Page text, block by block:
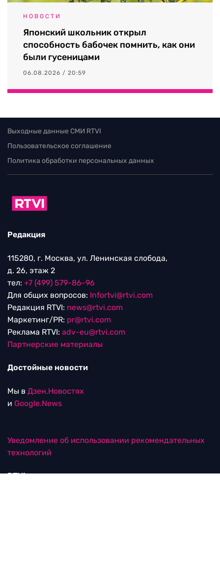
НОВОСТИ
Японский школьник открыл
способность бабочек помнить, как они
были гусеницами
06.08.2026 / 20:59
Выходные данные СМИ RTVI
Пользовательское соглашение
Политика обработки персональных данных
Редакция
115280, г. Москва, ул. Ленинская слобода,
д. 26, этаж 2
тел: +7 (499) 579-86-96
Для общих вопросов: Infortvi@rtvi.com
Редакция RTVI: news@rtvi.com
Маркетинг/PR: pr@rtvi.com
Реклама RTVI: adv-eu@rtvi.com
Партнерские материалы
Достойные новости
Мы в Дзен.Новостях
и Google.News
Уведомление об использовании рекомендательных
технологий
RTVI в соцсетях